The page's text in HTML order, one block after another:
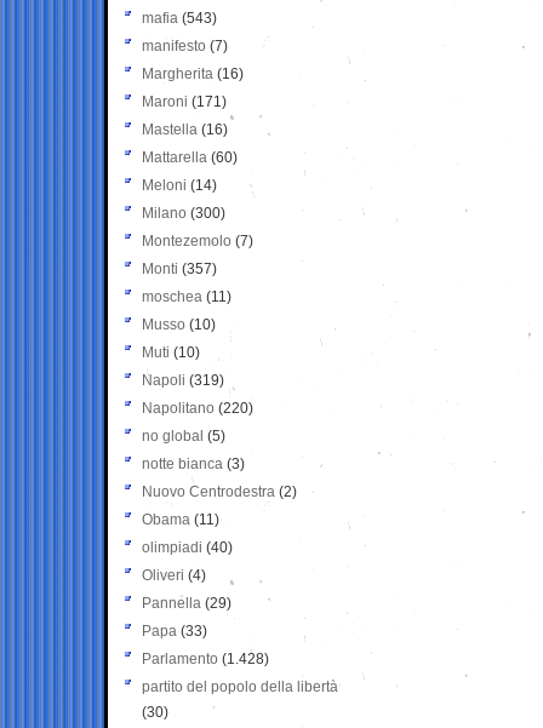
mafia (543)
manifesto (7)
Margherita (16)
Maroni (171)
Mastella (16)
Mattarella (60)
Meloni (14)
Milano (300)
Montezemolo (7)
Monti (357)
moschea (11)
Musso (10)
Muti (10)
Napoli (319)
Napolitano (220)
no global (5)
notte bianca (3)
Nuovo Centrodestra (2)
Obama (11)
olimpiadi (40)
Oliveri (4)
Pannella (29)
Papa (33)
Parlamento (1.428)
partito del popolo della libertà
(30)